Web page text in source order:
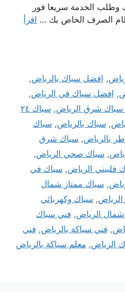
الخدمة سريعا فور
الصرف الخاص بك … اقرأ
, افضل سباك بالرياض,
, افضل سباك في الرياض,
سباك شرق الرياض,
سباك ٢٤
, سباك بالرياض, سباك
بالرياض, سباك شرق
, سباك صحي الرياض,
فلبيني الرياض, سباك في
, سباك ممتاز شمال
, سباك وكهربائي
شمال الرياض, فني سباك
, فني سباكة بالرياض, فني
الرياض, معلم سباكة بالرياض